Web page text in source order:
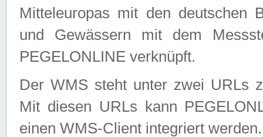
Mitteleuropas mit den deutschen
und Gewässern mit dem
PEGELONLINE verknüpft.
Der WMS steht unter zwei URLs
Mit diesen URLs kann
einen WMS-Client integriert werden.